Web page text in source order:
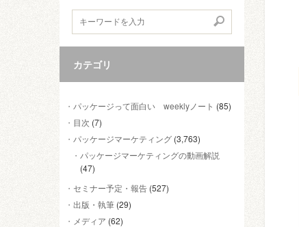
カテゴリ
パッケージって面白い weeklyノート (85)
目次 (7)
パッケージマーケティング (3,763)
パッケージマーケティングの動画解説
(47)
セミナー予定・報告 (527)
出版・執筆 (29)
メディア (62)